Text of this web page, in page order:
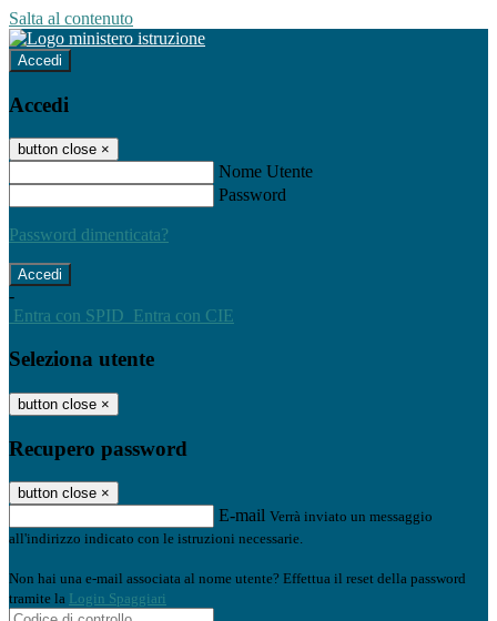
Salta al contenuto
Accedi
Accedi
button close ×
Nome Utente
Password
Password dimenticata?
-
Entra con SPID Entra con CIE
Seleziona utente
button close ×
Recupero password
button close ×
E-mail Verrà inviato un messaggio
all'indirizzo indicato con le istruzioni necessarie.
Non hai una e-mail associata al nome utente? Effettua il reset della password
tramite la Login Spaggiari